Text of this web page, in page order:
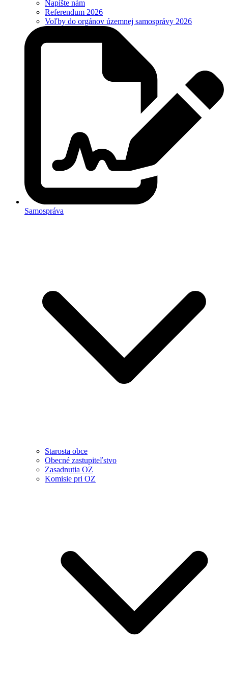
Napíšte nám
Referendum 2026
Voľby do orgánov územnej samosprávy 2026
Samospráva
Starosta obce
Obecné zastupiteľstvo
Zasadnutia OZ
Komisie pri OZ